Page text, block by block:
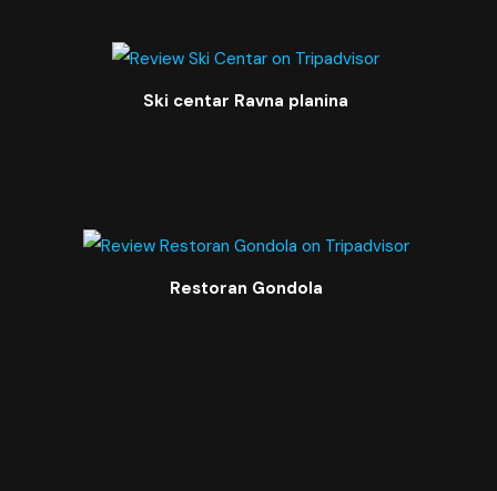
Ski centar Ravna planina
Restoran Gondola